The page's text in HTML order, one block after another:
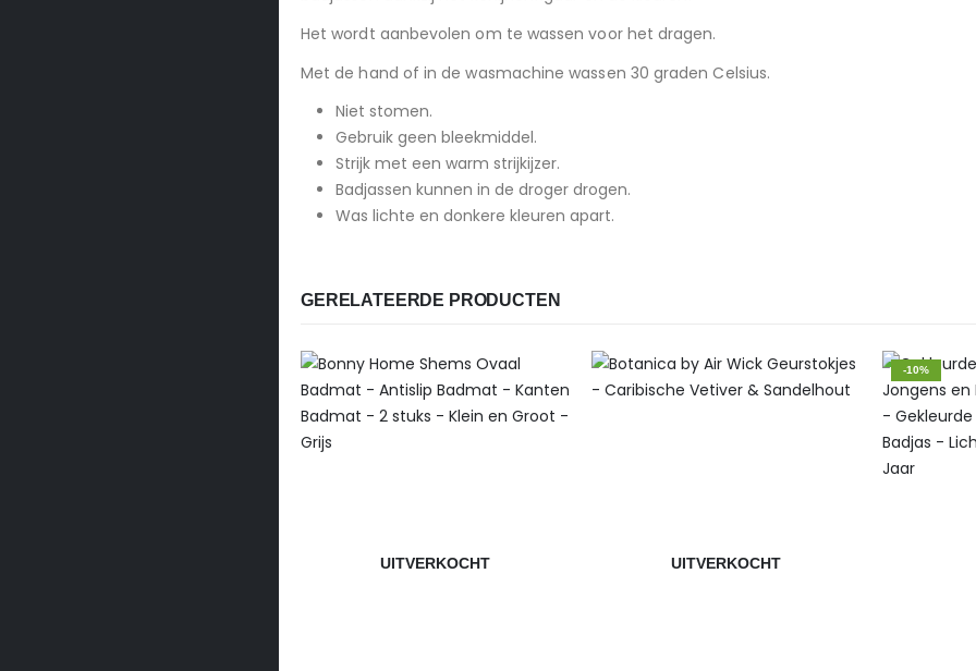
Het wordt aanbevolen om te wassen voor het dragen.
Met de hand of in de wasmachine wassen 30 graden Celsius.
Niet stomen.
Gebruik geen bleekmiddel.
Strijk met een warm strijkijzer.
Badjassen kunnen in de droger drogen.
Was lichte en donkere kleuren apart.
GERELATEERDE PRODUCTEN
UITVERKOCHT UITVERKOCHT
-10%